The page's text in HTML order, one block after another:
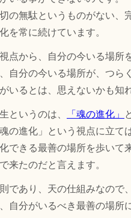
の無駄というものがない、
を常に続けています。
点から、自分の今いる場所
自分の今いる場所が、つら
いるとは、思えないかも知
というのは、 「魂の進化」
の進化」という視点に立て
できる最善の場所を歩いて
来たのだと言えます。
であり、天の仕組みなので
自分がいるべき最善の場所